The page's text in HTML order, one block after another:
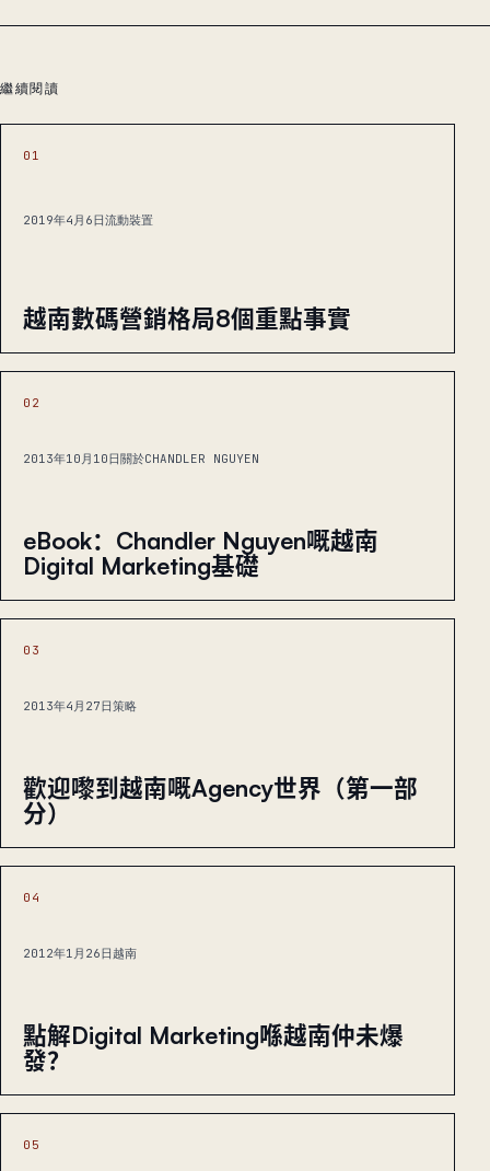
繼續閱讀
01
2019年4月6日流動裝置
越南數碼營銷格局8個重點事實
02
2013年10月10日關於CHANDLER NGUYEN
eBook：Chandler Nguyen嘅越南
Digital Marketing基礎
03
2013年4月27日策略
歡迎嚟到越南嘅Agency世界（第一部
分）
04
2012年1月26日越南
點解Digital Marketing喺越南仲未爆
發？
05